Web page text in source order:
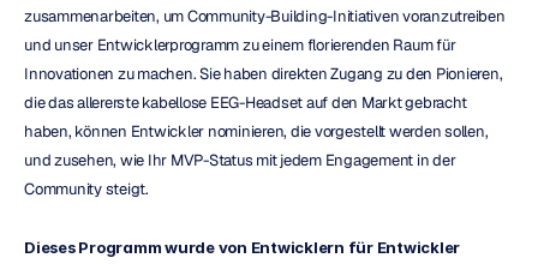
zusammenarbeiten, um Community-Building-Initiativen voranzutreiben
und unser Entwicklerprogramm zu einem florierenden Raum für
Innovationen zu machen. Sie haben direkten Zugang zu den Pionieren,
die das allererste kabellose EEG-Headset auf den Markt gebracht
haben, können Entwickler nominieren, die vorgestellt werden sollen,
und zusehen, wie Ihr MVP-Status mit jedem Engagement in der
Community steigt.
Dieses Programm wurde von Entwicklern für Entwickler